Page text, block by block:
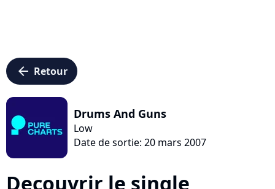
arrow_left Retour
Drums And Guns
Low
Date de sortie: 20 mars 2007
Decouvrir le single